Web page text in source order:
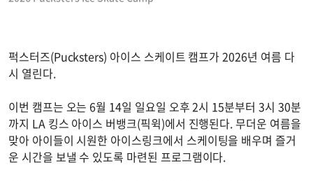
퍽스터즈(Pucksters) 아이스 스케이트 캠프가 2026년 여름 다
시 열린다.
이번 캠프는 오는 6월 14일 일요일 오후 2시 15분부터 3시 30분
까지 LA 킹스 아이스 버뱅크(픽윅)에서 진행된다. 무더운 여름을
맞아 아이들이 시원한 아이스링크에서 스케이팅을 배우며 즐거
운 시간을 보낼 수 있도록 마련된 프로그램이다.